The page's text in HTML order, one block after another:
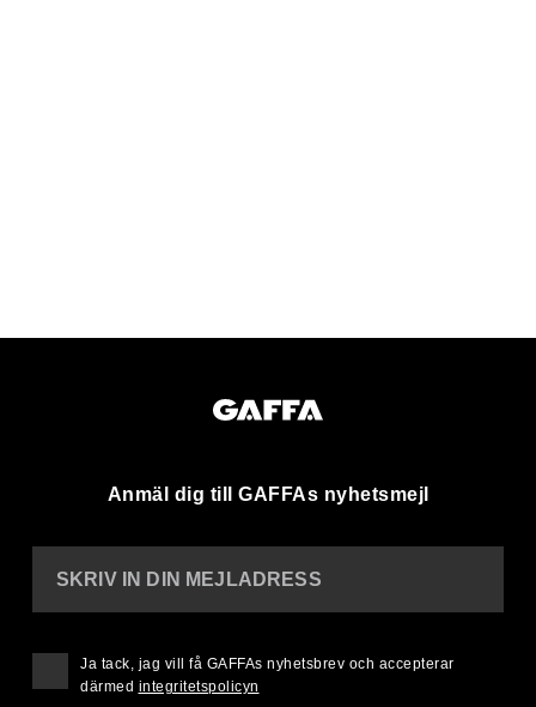
Anmäl dig till GAFFAs nyhetsmejl
SKRIV IN DIN MEJLADRESS
Ja tack, jag vill få GAFFAs nyhetsbrev och accepterar
därmed integritetspolicyn